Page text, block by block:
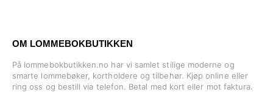
OM LOMMEBOKBUTIKKEN
På lommebokbutikken.no har vi samlet stilige moderne og
smarte lommebøker, kortholdere og tilbehør. Kjøp online eller
ring oss og bestill via telefon. Betal med kort eller mot faktura.